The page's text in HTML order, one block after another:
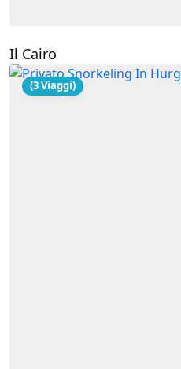
Il Cairo
(3 Viaggi)